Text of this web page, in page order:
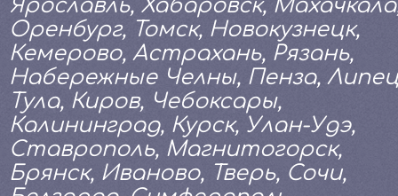
Ярославль, Хабаровск,
Оренбург, Томск, Новокузнецк,
Кемерово, Астрахань, Рязань,
Набережные Челны, Пенза,
Тула, Киров, Чебоксары,
Калининград, Курск, Улан-Удэ,
Ставрополь, Магнитогорск,
Брянск, Иваново, Тверь, Сочи,